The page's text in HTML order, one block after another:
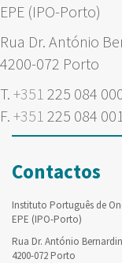
EPE (IPO-Porto)
Rua Dr. António
4200-072 Porto
T. +351 225 084
F. +351 225 084 001
Contactos
Instituto Português de
EPE (IPO-Porto)
Rua Dr. António
4200-072 Porto